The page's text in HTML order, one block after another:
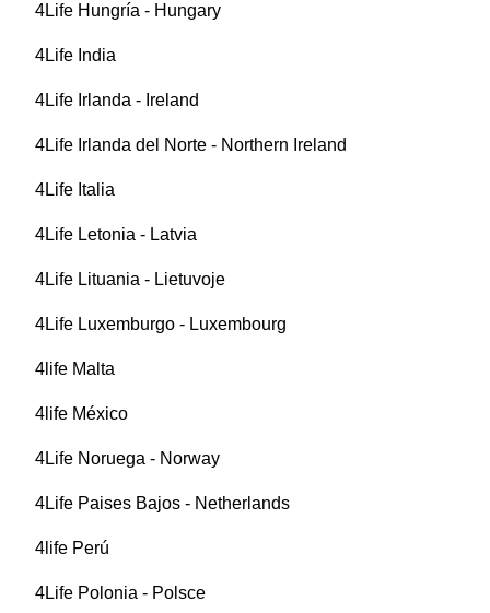
4Life Hungría - Hungary
4Life India
4Life Irlanda - Ireland
4Life Irlanda del Norte - Northern Ireland
4Life Italia
4Life Letonia - Latvia
4Life Lituania - Lietuvoje
4Life Luxemburgo - Luxembourg
4life Malta
4life México
4Life Noruega - Norway
4Life Paises Bajos - Netherlands
4life Perú
4Life Polonia - Polsce